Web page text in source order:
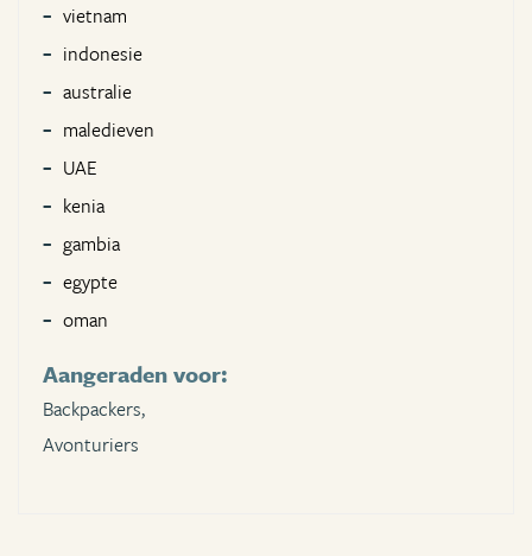
vietnam
indonesie
australie
maledieven
UAE
kenia
gambia
egypte
oman
Aangeraden voor:
Backpackers,
Avonturiers